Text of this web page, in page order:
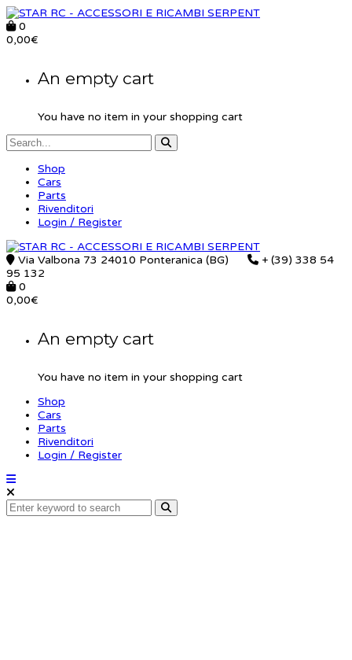
0
0,00€
An empty cart
You have no item in your shopping cart
Shop
Cars
Parts
Rivenditori
Login / Register
Via Valbona 73 24010 Ponteranica (BG)
+ (39) 338 54
95 132
0
0,00€
An empty cart
You have no item in your shopping cart
Shop
Cars
Parts
Rivenditori
Login / Register